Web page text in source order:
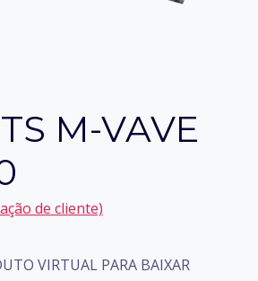
M-VAVE
de cliente)
VIRTUAL PARA BAIXAR